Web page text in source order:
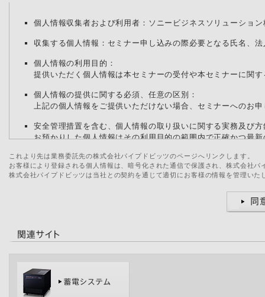
個人情報収集者および利用者：ソニービジネスソリューション
収集する個人情報：セミナー申し込みの際必要となる氏名、
個人情報の利用目的：
提供いただく個人情報は本セミナーの受付や本セミナーに関
個人情報の提供に関する必須、任意の区別：
上記の個人情報をご提供いただけない場合、セミナーへのお
安全管理措置を含む、個人情報の取り扱いに関する実務及び方
お預かりした個人情報はその利用目的の範囲内で正確かつ最
また法令により例外として認められる場合を除き、ご本人の
お客様にご提供いただく個人情報のお客様自身によるコント
当社は、個人情報に関する開示等を求められた場合、提供者
新、削除、または利用および開示、訂正に関する、同意の一
ソニービジネスソリューション株式会社 個人情報担当窓口
（月～金 9：00－17：30 土曜日、日曜日、国民の祝日・年
ソニービジネスソリューション株式会社における個人情報の
http://www.sonybsc.com/privacy/index.html
これより先は業務委託先の株式会社パイプドビッツのページへリンクします。
お客様により登録される個人情報は、暗号化された通信で保護され、株式会社
株式会社パイプドビッツは当社との契約を通じて適切にお客様の情報を管理いた